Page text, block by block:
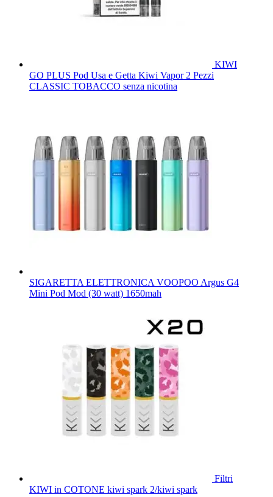
KIWI
GO PLUS Pod Usa e Getta Kiwi Vapor 2 Pezzi
CLASSIC TOBACCO senza nicotina
SIGARETTA ELETTRONICA VOOPOO Argus G4
Mini Pod Mod (30 watt) 1650mah
Filtri
KIWI in COTONE kiwi spark 2/kiwi spark